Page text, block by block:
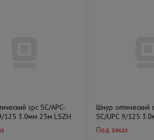
spc SC/APC-
125 3.0мм 25м LSZH
Шнур оптический
SC/UPC 9/125
Под заказ